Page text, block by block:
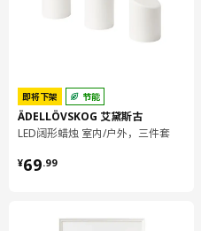
即将下架 节能
ÄDELLÖVSKOG 艾黛斯古
LED阔形蜡烛 室内/户外，三件套
¥69.99
¥ 69.99